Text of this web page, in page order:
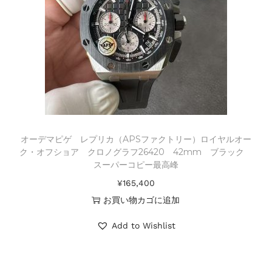
オーデマピゲ レプリカ（APSファクトリー）ロイヤルオー
ク・オフショア クロノグラフ26420 42mm ブラック
スーパーコピー最高峰
¥165,400
お買い物カゴに追加
Add to Wishlist